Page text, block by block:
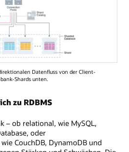
Datenfluss von der Client-
Shards unten.
zu RDBMS
– ob relational, wie MySQL,
oder
CouchDB, DynamoDB und